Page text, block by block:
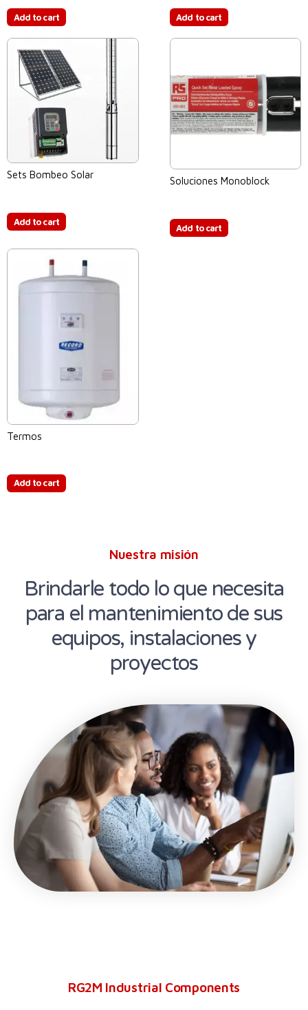
Add to cart Add to cart
Sets Bombeo Solar
Add to cart
Soluciones Monoblock
Add to cart
Termos
Add to cart
Nuestra misión
Brindarle todo lo que necesita
para el mantenimiento de sus
equipos, instalaciones y
proyectos
RG2M Industrial Components